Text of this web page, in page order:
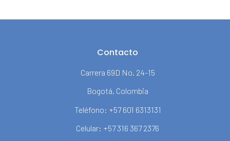
Contacto
Carrera 69D No. 24-15
Bogotá, Colombia
Teléfono: +57 601 6313131
Celular: +57 316 367 2376